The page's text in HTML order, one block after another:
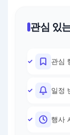
관심 있
관심
일정
행사